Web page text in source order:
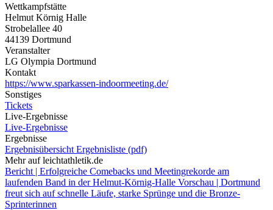
Wettkampfstätte
Helmut Körnig Halle
Strobelallee 40
44139 Dortmund
Veranstalter
LG Olympia Dortmund
Kontakt
https://www.sparkassen-indoormeeting.de/
Sonstiges
Tickets
Live-Ergebnisse
Live-Ergebnisse
Ergebnisse
Ergebnisübersicht Ergebnisliste (pdf)
Mehr auf leichtathletik.de
Bericht | Erfolgreiche Comebacks und Meetingrekorde am
laufenden Band in der Helmut-Körnig-Halle Vorschau | Dortmund
freut sich auf schnelle Läufe, starke Sprünge und die Bronze-
Sprinterinnen